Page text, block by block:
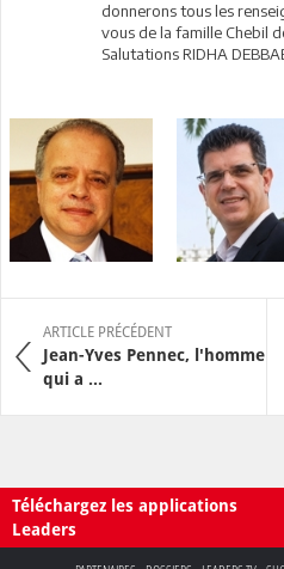
donnerons tous les
vous de la famille Chebil
Salutations RIDHA
ARTICLE PRÉCÉDENT
Jean-Yves Pennec, l'homme
qui a ...
Téléchargez les applications
Leaders